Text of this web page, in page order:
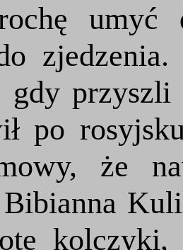
gdy
po
że
kolczyki,